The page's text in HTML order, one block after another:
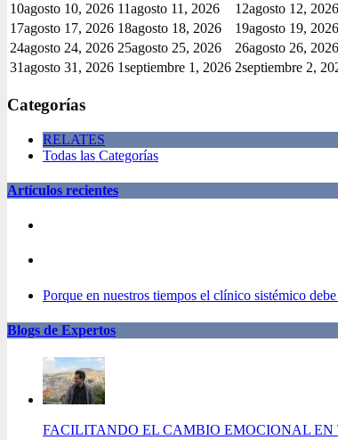
10agosto 10, 2026 11agosto 11, 2026 12agosto 12, 2026
17agosto 17, 2026 18agosto 18, 2026 19agosto 19, 2026
24agosto 24, 2026 25agosto 25, 2026 26agosto 26, 2026
31agosto 31, 2026 1septiembre 1, 2026 2septiembre 2,
Categorías
RELATES
Todas las Categorías
Artículos recientes
Porque en nuestros tiempos el clínico sistémico
Blogs de Expertos
FACILITANDO EL CAMBIO EMOCIONAL EN